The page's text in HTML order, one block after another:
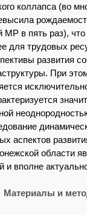
коллапса (во
МР в пять раз),
для трудовых
развития
При
аспектов
области
и вполне
Материалы и